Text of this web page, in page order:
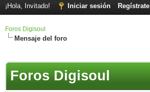
¡Hola, Invitado! Iniciar sesión Regístrate
Foros Digisoul
Mensaje del foro
Foros Digisoul